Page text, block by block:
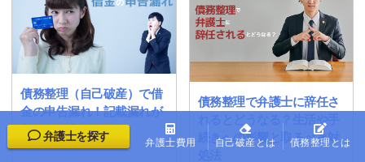
債務整理（自己破産）で借
金の申告漏れ！記載漏れが
あるとどうなる？
債務整理で弁護士に辞任さ
れるとどうなる？生活や手
続きへの影響と取るべき対
弁護士を探す 弁護士費用 自己破産とは 債務整理とは